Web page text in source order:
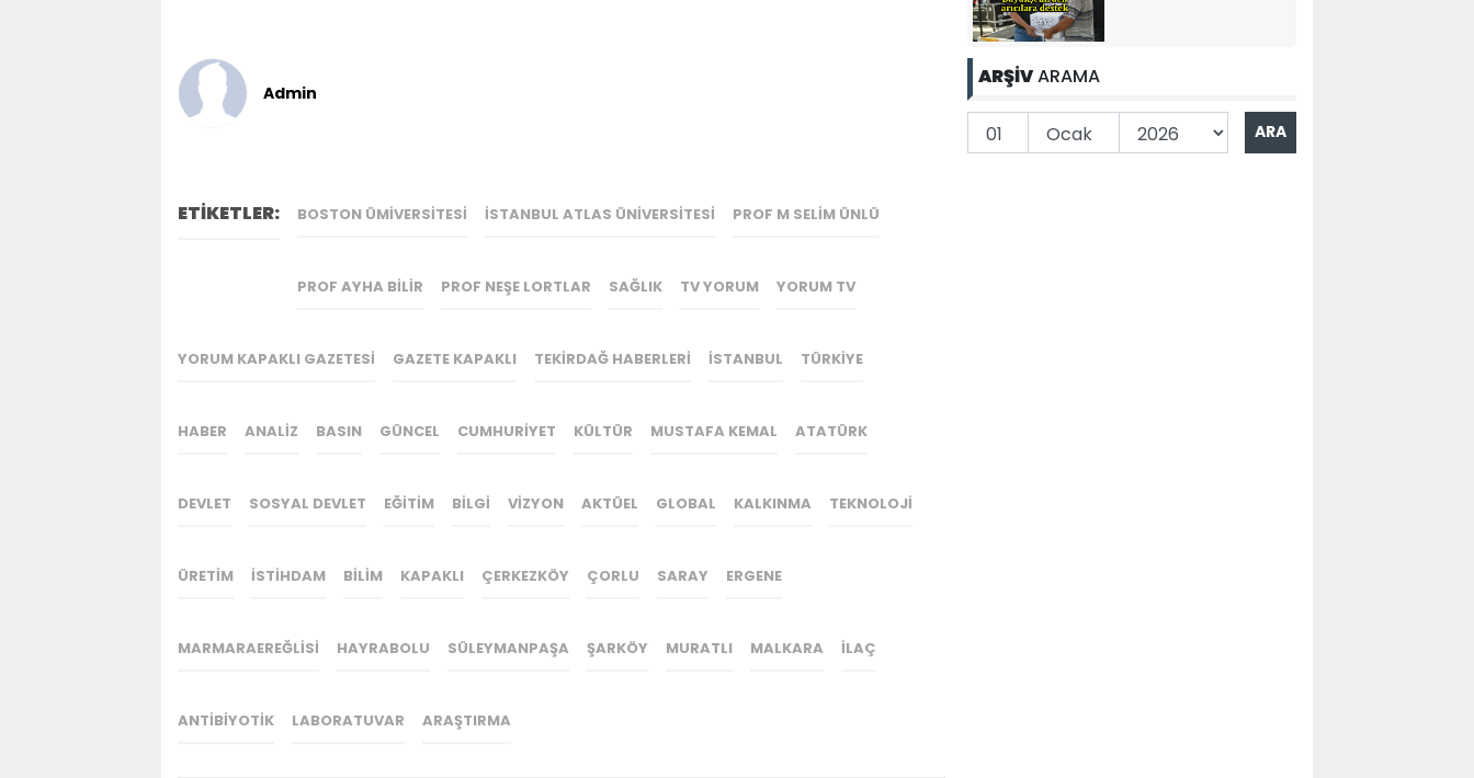
Admin
ETİKETLER: BOSTON ÜMIVERSITESI İSTANBUL ATLAS ÜNIVERSITESI PROF M SELIM ÜNLÜ
PROF AYHA BILIR PROF NEŞE LORTLAR SAĞLIK TV YORUM YORUM TV
YORUM KAPAKLI GAZETESI GAZETE KAPAKLI TEKIRDAĞ HABERLERI İSTANBUL TÜRKIYE
HABER ANALIZ BASIN GÜNCEL CUMHURIYET KÜLTÜR MUSTAFA KEMAL ATATÜRK
DEVLET SOSYAL DEVLET EĞITIM BILGI VIZYON AKTÜEL GLOBAL KALKINMA TEKNOLOJI
ÜRETIM ISTIHDAM BILIM KAPAKLI ÇERKEZKÖY ÇORLU SARAY ERGENE
MARMARAEREĞLISI HAYRABOLU SÜLEYMANPAŞA ŞARKÖY MURATLI MALKARA ILAÇ
ANTIBIYOTIK LABORATUVAR ARAŞTIRMA
ARŞİVARAMA